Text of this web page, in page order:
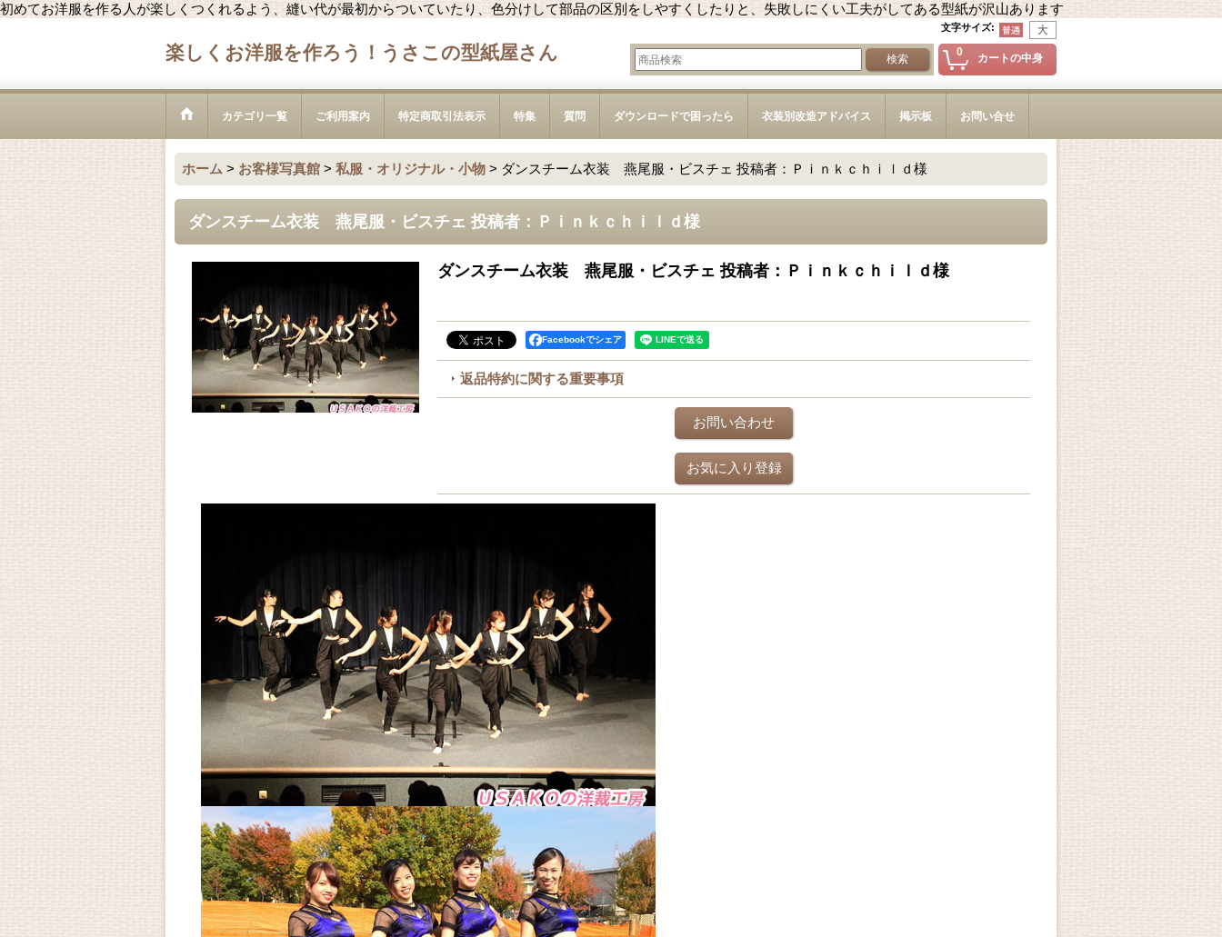
初めてお洋服を作る人が楽しくつくれるよう、縫い代が最初からついていたり、色分けして部品の区別をしやすくしたりと、失敗しにくい工夫がしてある型紙が沢山あります
文字サイズ:
楽しくお洋服を作ろう！うさこの型紙屋さん 0 カートの中身
カテゴリ一覧 ご利用案内 特定商取引法表示 特集 質問 ダウンロードで困ったら 衣装別改造アドバイス 掲示板 お問い合せ
ホーム > お客様写真館 > 私服・オリジナル・小物 > ダンスチーム衣装 燕尾服・ビスチェ 投稿者：Ｐｉｎｋｃｈｉｌｄ様
ダンスチーム衣装 燕尾服・ビスチェ 投稿者：Ｐｉｎｋｃｈｉｌｄ様
ダンスチーム衣装 燕尾服・ビスチェ 投稿者：Ｐｉｎｋｃｈｉｌｄ様
Facebookでシェア
返品特約に関する重要事項
お問い合わせ
お気に入り登録